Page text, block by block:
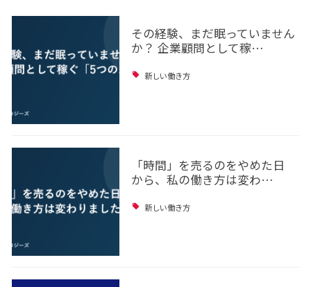
その経験、まだ眠っていません
か？ 企業顧問として稼…
新しい働き方
「時間」を売るのをやめた日
から、私の働き方は変わ…
新しい働き方